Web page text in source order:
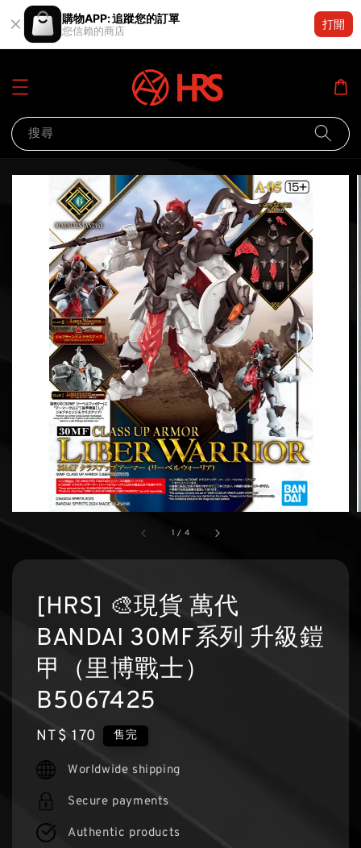
購物APP: 追蹤您的訂單
您信賴的商店
打開
搜尋
1 / 4
[HRS] 🎨現貨 萬代
BANDAI 30MF系列 升級鎧
甲（里博戰士）
B5067425
Regular
price
NT$ 170 售完
Worldwide shipping
Secure payments
Authentic products